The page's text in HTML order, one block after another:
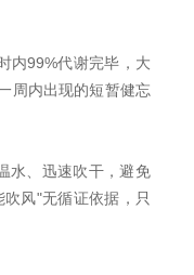
内99%代谢完毕，大
周内出现的短暂健忘
水、迅速吹干，避免
风"无循证依据，只